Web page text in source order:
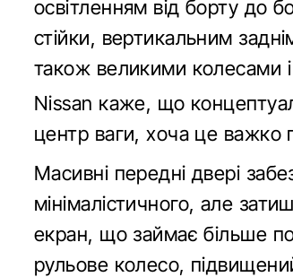
освітленням від борту до
стійки, вертикальним
також великими колесами
Nissan каже, що
центр ваги, хоча це важко
Масивні передні двері
мінімалістичного, але
екран, що займає більше
рульове колесо,